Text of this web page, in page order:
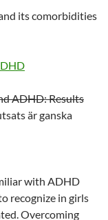
its comorbidities
ADHD: Results
är ganska
with ADHD
recognize in girls
Overcoming